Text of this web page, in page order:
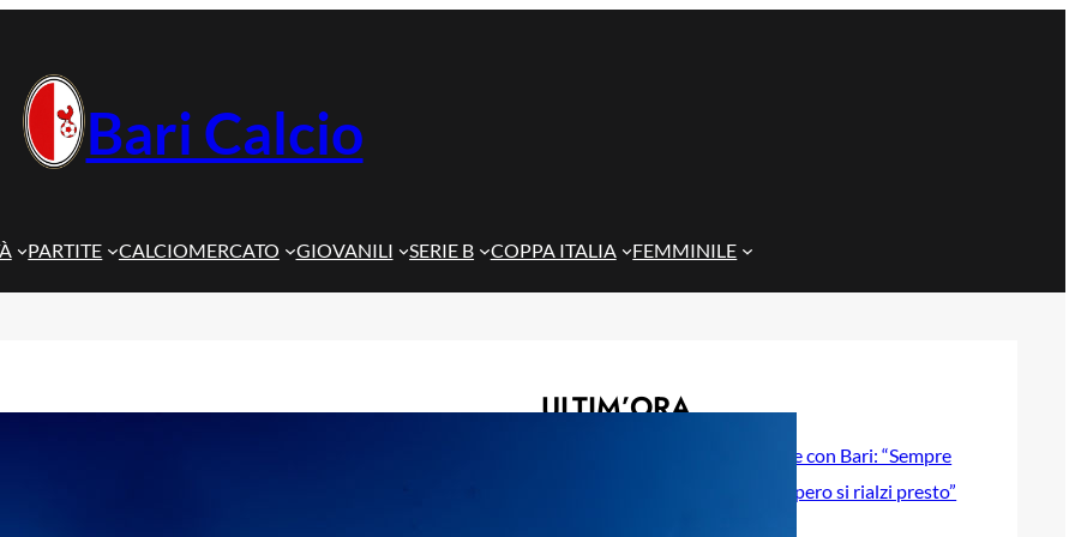
Bari Calcio
PARTITE CALCIOMERCATO GIOVANILI SERIE B COPPA ITALIA FEMMINILE
ULTIM’ORA
Gazzi e il legame con Bari: “Sempre
nel mio cuore, spero si rialzi presto”